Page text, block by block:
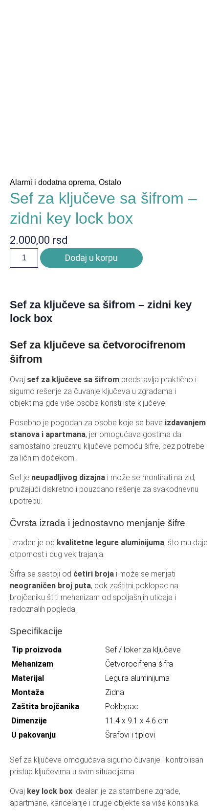
Sef za ključeve sa šifrom – zidni key
lock box
Sef za ključeve sa četvorocifrenom
šifrom
Ovaj sef za ključeve sa šifrom predstavlja praktično i
sigurno rešenje za čuvanje ključeva u zgradama i
objektima gde više osoba koristi iste ključeve.
Posebno je pogodan za osobe koje se bave izdavanjem
stanova i apartmana, jer omogućava gostima da
samostalno preuzmu ključeve pomoću šifre, bez potrebe
za ličnim dočekom.
Sef je neupadljivog dizajna i može se montirati na zid,
pružajući diskretno i pouzdano rešenje za svakodnevnu
upotrebu.
Čvrsta izrada i jednostavno menjanje šifre
Izrađen je od kvalitetne legure aluminijuma, što mu daje
otpornost i dug vek trajanja.
Šifra se sastoji od četiri broja i može se menjati
neograničen broj puta, dok zaštitni poklopac na
brojčaniku štiti mehanizam od spoljašnjih uticaja i
radoznalih pogleda.
Specifikacije
Tip proizvoda
Sef / loker za ključeve
Mehanizam
Četvorocifrena šifra
Materijal
Legura aluminijuma
Montaža
Zidna
Zaštita brojčanika
Poklopac
Dimenzije
11.4 x 9.1 x 4.6 cm
U pakovanju
Šrafovi i tiplovi
Sef za ključeve omogućava sigurno čuvanje i kontrolisan
pristup ključevima u svim situacijama.
Ovaj key lock box idealan je za stambene zgrade,
apartmane, kancelarije i druge objekte sa više korisnika.
Alarmi i dodatna oprema, Ostalo
Sef za ključeve sa šifrom –
zidni key lock box
2.000,00 rsd
Dodaj u korpu